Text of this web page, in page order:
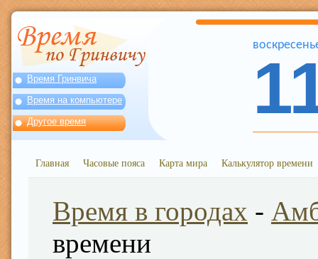
Время Гринвича
Время на компьютере
Другое время
Главная Часовые пояса Карта мира Калькулятор времени
Время в городах -
времени